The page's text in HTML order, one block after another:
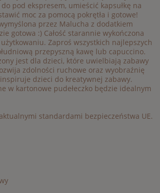
pod ekspresem, umieścić kapsułkę na
moc za pomocą pokrętła i gotowe!
przez Malucha z dodatkiem
gotowa :) Całość starannie wykończona
Zaproś wszystkich najlepszych
przepyszną kawę lub capuccino.
jest dla dzieci, które uwielbiają zabawy
zdolności ruchowe oraz wyobraźnię
dzieci do kreatywnej zabawy.
w kartonowe pudełeczko będzie idealnym
standardami bezpieczeństwa UE.